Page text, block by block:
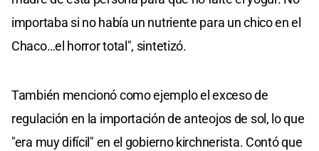
importaba si no había un nutriente para un chico en el
Chaco…el horror total", sintetizó.
También mencionó como ejemplo el exceso de
regulación en la importación de anteojos de sol, lo que
"era muy difícil" en el gobierno kirchnerista. Contó que